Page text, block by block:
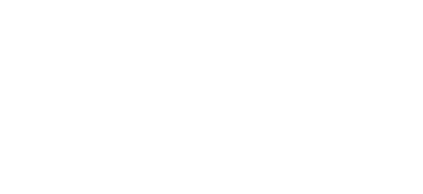
升级
趋势凸显
十成常态